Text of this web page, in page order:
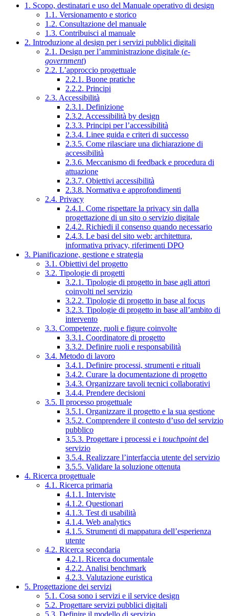
1. Scopo, destinatari e uso del Manuale operativo di design
1.1. Versionamento e storico
1.2. Consultazione del manuale
1.3. Contribuisci al manuale
2. Introduzione al design per i servizi pubblici digitali
2.1. Design per l’amministrazione digitale (e-
government)
2.2. L’approccio progettuale
2.2.1. Buone pratiche
2.2.2. Principi
2.3. Accessibilità
2.3.1. Definizione
2.3.2. Accessibilità by design
2.3.3. Principi per l’accessibilità
2.3.4. Linee guida e criteri di successo
2.3.5. Come rilasciare una dichiarazione di
accessibilità
2.3.6. Meccanismo di feedback e procedura di
attuazione
2.3.7. Obiettivi accessibilità
2.3.8. Normativa e approfondimenti
2.4. Privacy
2.4.1. Come rispettare la privacy sin dalla
progettazione di un sito o servizio digitale
2.4.2. Richiedi il consenso quando necessario
2.4.3. Le basi del sito web: architettura,
informativa privacy, riferimenti DPO
3. Pianificazione, gestione e strategia
3.1. Obiettivi del progetto
3.2. Tipologie di progetti
3.2.1. Tipologie di progetto in base agli attori
coinvolti nel servizio
3.2.2. Tipologie di progetto in base al focus
3.2.3. Tipologie di progetto in base all’ambito di
intervento
3.3. Competenze, ruoli e figure coinvolte
3.3.1. Coordinatore di progetto
3.3.2. Definire ruoli e responsabilità
3.4. Metodo di lavoro
3.4.1. Definire processi, strumenti e rituali
3.4.2. Curare la documentazione di progetto
3.4.3. Organizzare tavoli tecnici collaborativi
3.4.4. Prendere decisioni
3.5. Il processo progettuale
3.5.1. Organizzare il progetto e la sua gestione
3.5.2. Comprendere il contesto d’uso del servizio
pubblico
3.5.3. Progettare i processi e i touchpointdel
servizio
3.5.4. Realizzare l’interfaccia utente del servizio
3.5.5. Validare la soluzione ottenuta
4. Ricerca progettuale
4.1. Ricerca primaria
4.1.1. Interviste
4.1.2. Questionari
4.1.3. Test di usabilità
4.1.4. Web analytics
4.1.5. Strumenti di mappatura dell’esperienza
utente
4.2. Ricerca secondaria
4.2.1. Ricerca documentale
4.2.2. Analisi benchmark
4.2.3. Valutazione euristica
5. Progettazione dei servizi
5.1. Cosa sono i servizi e il service design
5.2. Progettare servizi pubblici digitali
5.3. Definire il modello di servizio